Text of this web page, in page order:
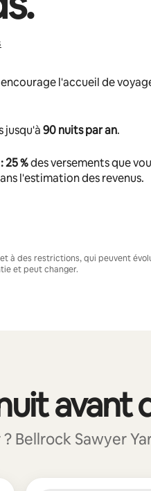
l'accueil de
jusqu'à90 nuits par an.
25 %des versements que
l'estimation des revenus.
à des restrictions, qui peuvent
et peut changer.
avant
Bellrock Sawyer